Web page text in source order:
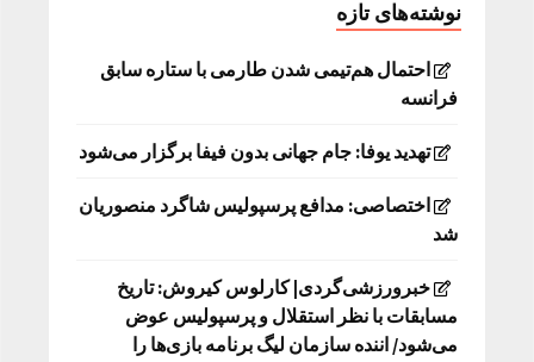
نوشته‌های تازه
احتمال هم‌تیمی شدن طارمی با ستاره سابق
فرانسه
تهدید یوفا: جام جهانی بدون فیفا برگزار می‌شود
اختصاصی: مدافع پرسپولیس شاگرد منصوریان
شد
خبرورزشی‌گردی| کارلوس کیروش: تاریخ
مسابقات با نظر استقلال و پرسپولیس عوض
می‌شود/ اننده سازمان لیگ برنامه بازی‌ها را